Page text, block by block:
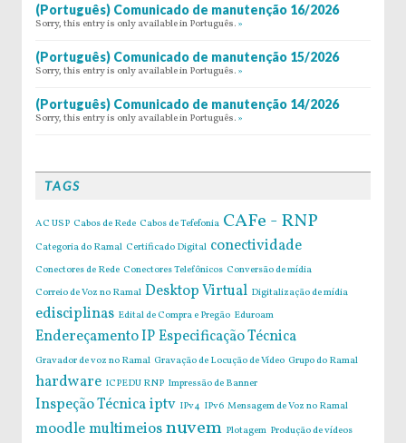
(Português) Comunicado de manutenção 16/2026
Sorry, this entry is only available in Português. »
(Português) Comunicado de manutenção 15/2026
Sorry, this entry is only available in Português. »
(Português) Comunicado de manutenção 14/2026
Sorry, this entry is only available in Português. »
TAGS
AC USP Cabos de Rede Cabos de Tefefonia CAFe - RNP
Categoria do Ramal Certificado Digital conectividade
Conectores de Rede Conectores Telefônicos Conversão de mídia
Correio de Voz no Ramal Desktop Virtual Digitalização de mídia
edisciplinas Edital de Compra e Pregão Eduroam
Endereçamento IPEspecificação Técnica
Gravador de voz no Ramal Gravação de Locução de Vídeo Grupo do Ramal
hardware ICPEDU RNP Impressão de Banner
Inspeção Técnicaiptv IPv4 IPv6 Mensagem de Voz no Ramal
moodlemultimeiosnuvem Plotagem Produção de vídeos